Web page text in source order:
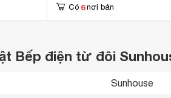
Có 6 nơi bán
Bếp điện từ đôi
Sunhouse